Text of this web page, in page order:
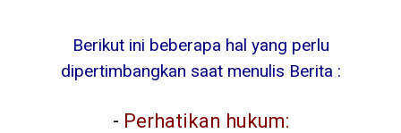
Berikut ini beberapa hal yang perlu
dipertimbangkan saat menulis Berita :
- Perhatikan hukum: